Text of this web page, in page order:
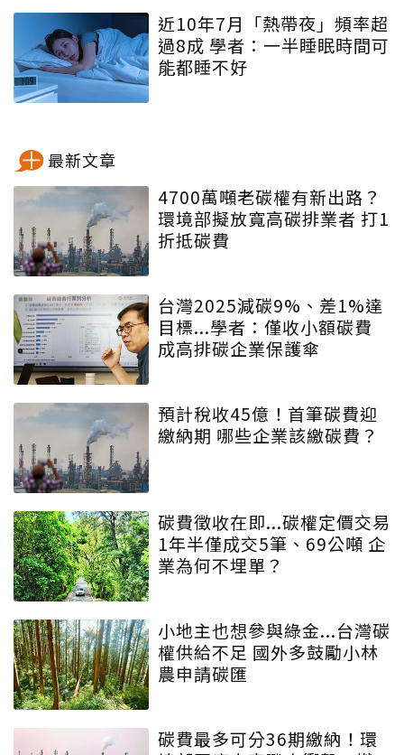
近10年7月「熱帶夜」頻率超
過8成 學者：一半睡眠時間可
能都睡不好
最新文章
4700萬噸老碳權有新出路？
環境部擬放寬高碳排業者 打1
折抵碳費
台灣2025減碳9%、差1%達
目標...學者：僅收小額碳費
成高排碳企業保護傘
預計稅收45億！首筆碳費迎
繳納期 哪些企業該繳碳費？
碳費徵收在即...碳權定價交易
1年半僅成交5筆、69公噸 企
業為何不埋單？
小地主也想參與綠金...台灣碳
權供給不足 國外多鼓勵小林
農申請碳匯
碳費最多可分36期繳納！環